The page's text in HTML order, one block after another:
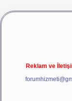
giriş
Reklam ve